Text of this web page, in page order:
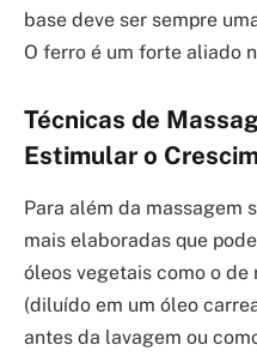
base deve ser sempre
O ferro é um forte aliado
Técnicas de
Estimular o
Para além da massagem
mais elaboradas que
óleos vegetais como o
(diluído em um óleo
antes da lavagem ou